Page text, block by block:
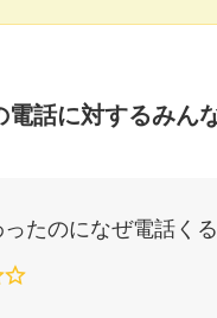
電話に対するみん
たのになぜ電話く